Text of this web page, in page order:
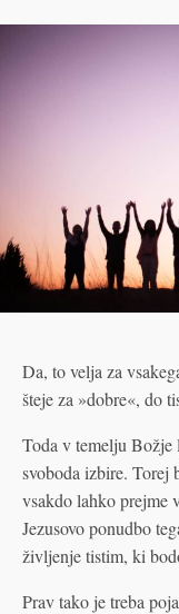
Da, to velja za
šteje za »dobre«, do
Toda v temelju Božje
svoboda izbire. Torej
vsakdo lahko prejme
Jezusovo ponudbo
življenje tistim, ki
Prav tako je treba